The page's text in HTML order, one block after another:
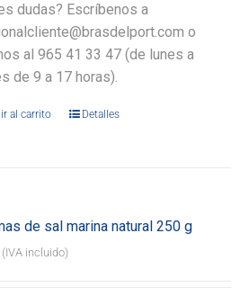
dudas? Escríbenos a
o
al 965 41 33 47 (de lunes a
de 9 a 17 horas).
al carrito Detalles
de sal marina natural 250 g
(IVA incluido)